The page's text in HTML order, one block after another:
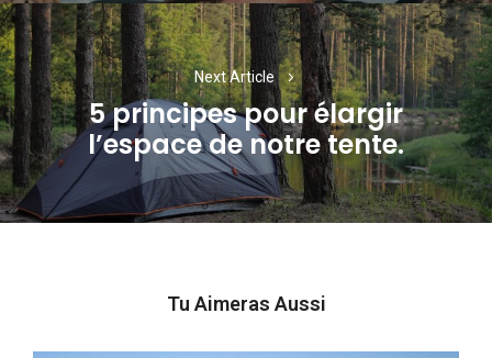
Next Article
Next
post:
5 principes pour élargir
l’espace de notre tente.
Tu Aimeras Aussi